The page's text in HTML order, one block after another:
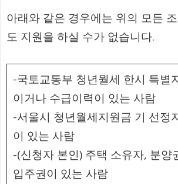
아래와 같은 경우에는 위의 모든
도 지원을 하실 수가 없습니다.
-국토교통부 청년월세 한시 특별
이거나 수급이력이 있는 사람
-서울시 청년월세지원금 기 선정
이 있는 사람
-(신청자 본인) 주택 소유자, 분양
입주권이 있는 사람